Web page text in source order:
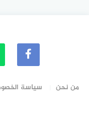
من نحن سياسة